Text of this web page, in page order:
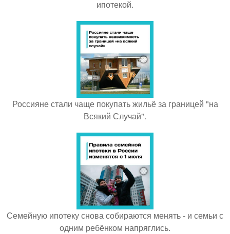
ипотекой.
Россияне стали чаще покупать жильё за границей "на
Всякий Случай".
Семейную ипотеку снова собираются менять - и семьи с
одним ребёнком напряглись.